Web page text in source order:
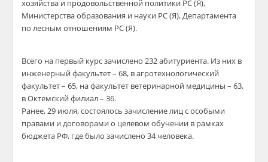
хозяйства и продовольственной политики РС (Я),
Министерства образования и науки РС (Я), Департамента
по лесным отношениям РС (Я).
​Всего на первый курс зачислено 232 абитуриента. Из них в
инженерный факультет – 68, в агротехнологический
факультет – 65, на факультет ветеринарной медицины – 63,
в Октемский филиал – 36.
​Ранее, 29 июля, состоялось зачисление лиц с особыми
правами и договорами о целевом обучении в рамках
бюджета РФ, где было зачислено 34 человека.